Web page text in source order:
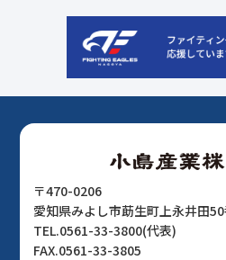
〒470-0206
愛知県みよし市莇生町上永井田
TEL.0561-33-3800(代表)
FAX.0561-33-3805